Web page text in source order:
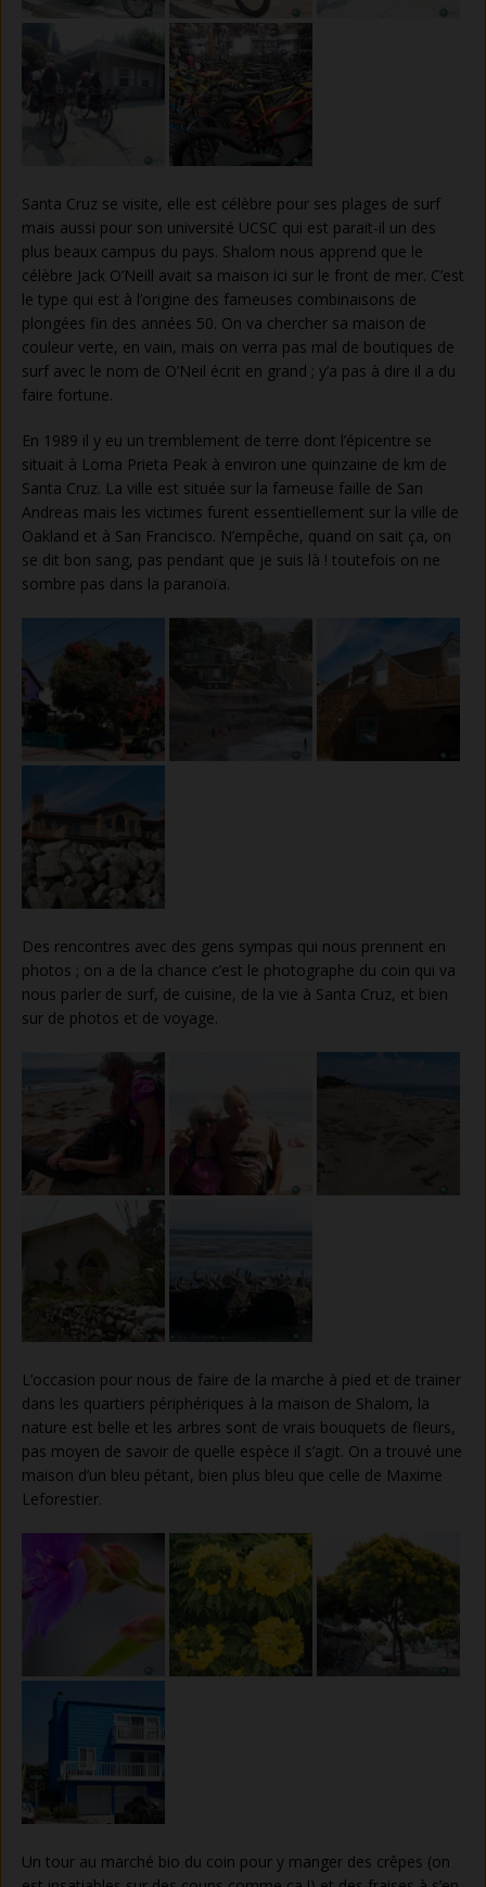
Santa Cruz se visite, elle est célèbre pour ses plages de surf
mais aussi pour son université UCSC qui est parait-il un des
plus beaux campus du pays. Shalom nous apprend que le
célèbre Jack O’Neill avait sa maison ici sur le front de mer. C’est
le type qui est à l’origine des fameuses combinaisons de
plongées fin des années 50. On va chercher sa maison de
couleur verte, en vain, mais on verra pas mal de boutiques de
surf avec le nom de O’Neil écrit en grand ; y’a pas à dire il a du
faire fortune.
En 1989 il y eu un tremblement de terre dont l’épicentre se
situait à Loma Prieta Peak à environ une quinzaine de km de
Santa Cruz. La ville est située sur la fameuse faille de San
Andreas mais les victimes furent essentiellement sur la ville de
Oakland et à San Francisco. N’empêche, quand on sait ça, on
se dit bon sang, pas pendant que je suis là ! toutefois on ne
sombre pas dans la paranoïa.
Des rencontres avec des gens sympas qui nous prennent en
photos ; on a de la chance c’est le photographe du coin qui va
nous parler de surf, de cuisine, de la vie à Santa Cruz, et bien
sur de photos et de voyage.
L’occasion pour nous de faire de la marche à pied et de trainer
dans les quartiers périphériques à la maison de Shalom, la
nature est belle et les arbres sont de vrais bouquets de fleurs,
pas moyen de savoir de quelle espèce il s’agit. On a trouvé une
maison d’un bleu pétant, bien plus bleu que celle de Maxime
Leforestier.
Un tour au marché bio du coin pour y manger des crêpes (on